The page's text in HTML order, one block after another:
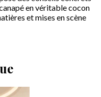
en véritable cocon
et mises en scène